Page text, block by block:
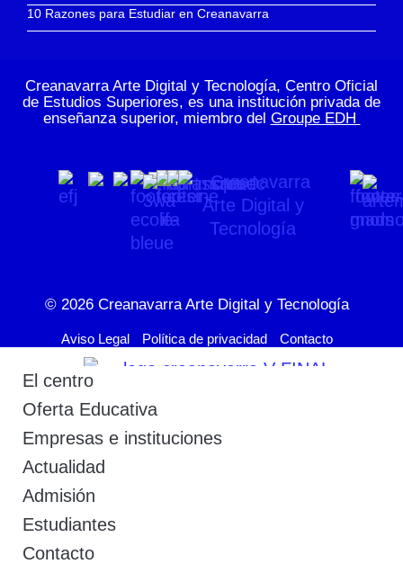
10 Razones para Estudiar en Creanavarra
Creanavarra Arte Digital y Tecnología, Centro Oficial
de Estudios Superiores, es una institución privada de
enseñanza superior, miembro del Groupe EDH
© 2026 Creanavarra Arte Digital y Tecnología
Aviso Legal Política de privacidad Contacto
El centro
Oferta Educativa
Empresas e instituciones
Actualidad
Admisión
Estudiantes
Contacto